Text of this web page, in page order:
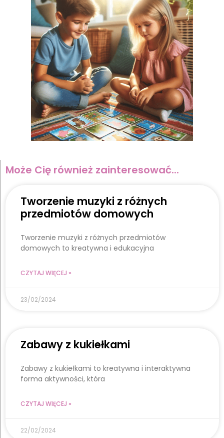
Może Cię również zainteresować...
Tworzenie muzyki z różnych
przedmiotów domowych
Tworzenie muzyki z różnych przedmiotów
domowych to kreatywna i edukacyjna
CZYTAJ WIĘCEJ »
23/02/2024
Zabawy z kukiełkami
Zabawy z kukiełkami to kreatywna i interaktywna
forma aktywności, która
CZYTAJ WIĘCEJ »
22/02/2024